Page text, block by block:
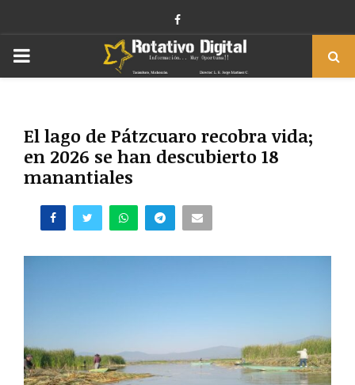
Facebook
PRIMARY
El lago de Pátzcuaro recobra vida;
en 2026 se han descubierto 18
manantiales